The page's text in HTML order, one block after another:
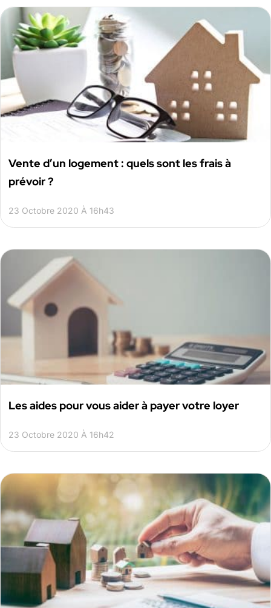
Vente d’un logement : quels sont les frais à
prévoir ?
23 Octobre 2020 À 16h43
Les aides pour vous aider à payer votre loyer
23 Octobre 2020 À 16h42